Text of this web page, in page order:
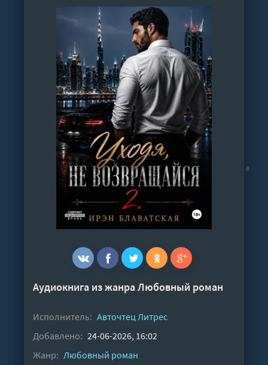
АУДИОКНИГЕ
Аудиокнига из жанраЛюбовный роман
Исполнитель: Авточтец Литрес
Добавлено: 24-06-2026, 16:02
Жанр: Любовный роман